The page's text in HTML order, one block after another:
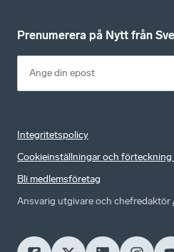
Prenumerera på Nytt från
Integritetspolicy
Cookieinställningar och förteckning
Bli medlemsföretag
Ansvarig utgivare och chefredaktör